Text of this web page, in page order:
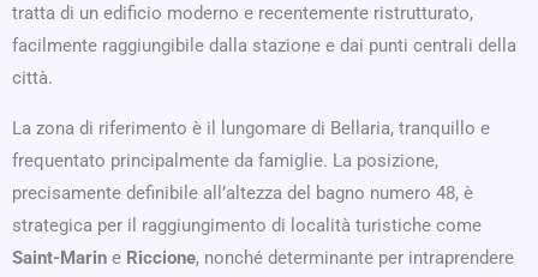
tratta di un edificio moderno e recentemente ristrutturato,
facilmente raggiungibile dalla stazione e dai punti centrali della
città.
La zona di riferimento è il lungomare di Bellaria, tranquillo e
frequentato principalmente da famiglie. La posizione,
precisamente definibile all’altezza del bagno numero 48, è
strategica per il raggiungimento di località turistiche come
Saint-Marin e Riccione, nonché determinante per intraprendere